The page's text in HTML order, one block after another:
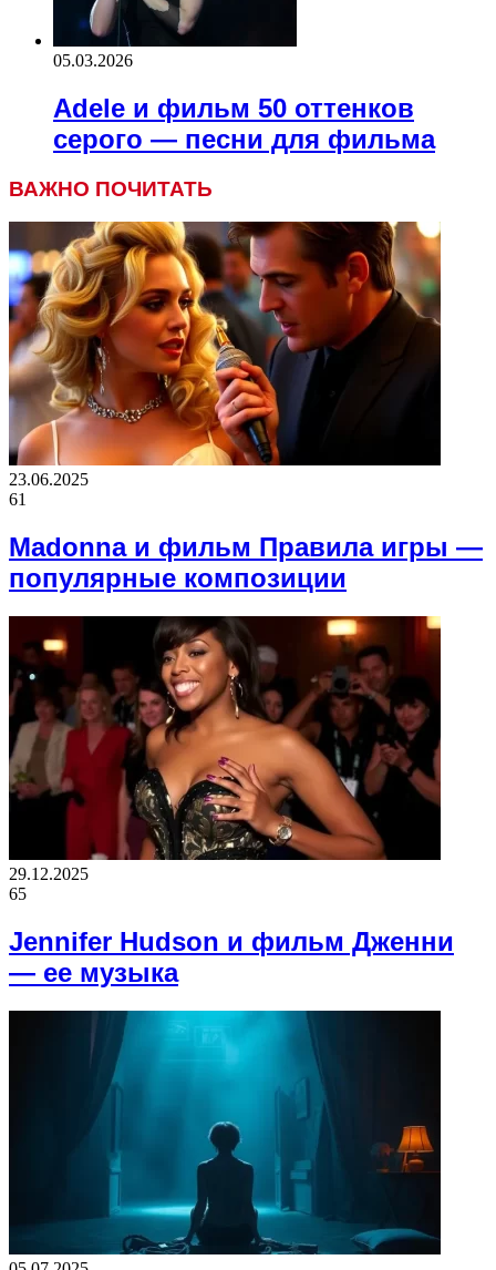
05.03.2026
Adele и фильм 50 оттенков
серого — песни для фильма
ВАЖНО ПОЧИТАТЬ
23.06.2025
61
Madonna и фильм Правила игры —
популярные композиции
29.12.2025
65
Jennifer Hudson и фильм Дженни
— ее музыка